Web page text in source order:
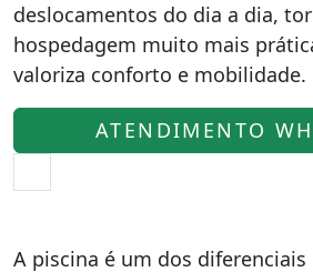
deslocamentos do dia a dia,
hospedagem muito mais
valoriza conforto e mobilidade.
ATENDIMENTO
A piscina é um dos